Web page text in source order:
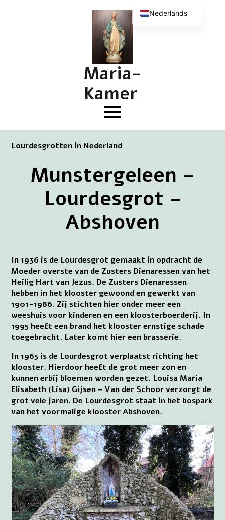
Maria-
Kamer
Lourdesgrotten in Nederland
Munstergeleen –
Lourdesgrot –
Abshoven
In 1936 is de Lourdesgrot gemaakt in opdracht de
Moeder overste van de Zusters Dienaressen van het
Heilig Hart van Jezus. De Zusters Dienaressen
hebben in het klooster gewoond en gewerkt van
1901-1986. Zij stichten hier onder meer een
weeshuis voor kinderen en een kloosterboerderij. In
1995 heeft een brand het klooster ernstige schade
toegebracht. Later komt hier een brasserie.
In 1965 is de Lourdesgrot verplaatst richting het
klooster. Hierdoor heeft de grot meer zon en
kunnen erbij bloemen worden gezet. Louisa Maria
Elisabeth (Lisa) Gijsen – Van der Schoor verzorgt de
grot vele jaren. De Lourdesgrot staat in het bospark
van het voormalige klooster Abshoven.
Nederlands